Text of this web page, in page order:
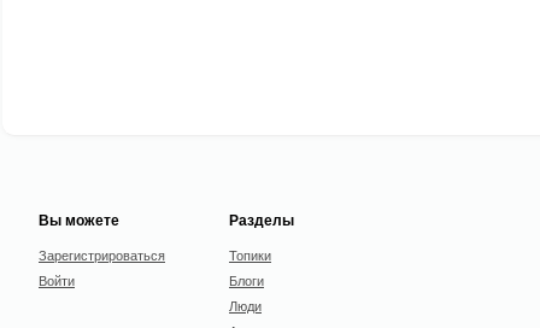
Вы можете
Зарегистрироваться
Войти
Разделы
Топики
Блоги
Люди